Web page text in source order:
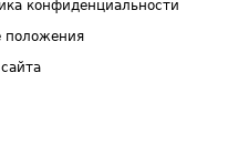
конфиденциальности
положения